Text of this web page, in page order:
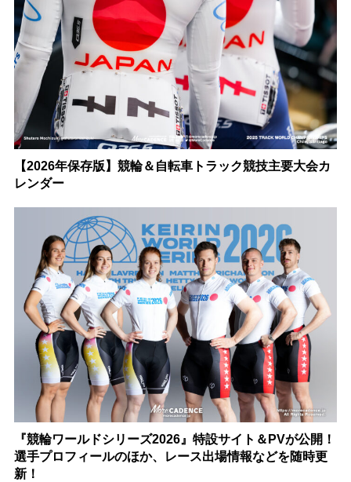
【2026年保存版】競輪＆自転車トラック競技主要大会カ
レンダー
『競輪ワールドシリーズ2026』特設サイト＆PVが公開！
選手プロフィールのほか、レース出場情報などを随時更
新！